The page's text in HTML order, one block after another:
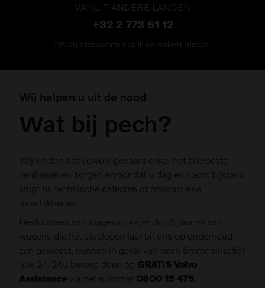
VANUIT ANDERE LANDEN
+32 2 773 61 12
TIP: Sla deze nummers op in uw mobiele telefoon.
Wij helpen u uit de nood
Wat bij pech?
Wij vinden dat Volvo eigenaars enkel het allerbeste
verdienen en zorgen ervoor dat u dag en nacht bijstand
krijgt bij technische defecten of onvoorziene
moeilijkheden.
Bestuurders van wagens jonger dan 3 jaar en van
wagens die het afgelopen jaar bij ons op onderhoud
zijn geweest, kunnen in geval van pech (immobilisatie)
ook 24/24u beroep doen op GRATIS Volvo
Assistance via het nummer 0800 15 475